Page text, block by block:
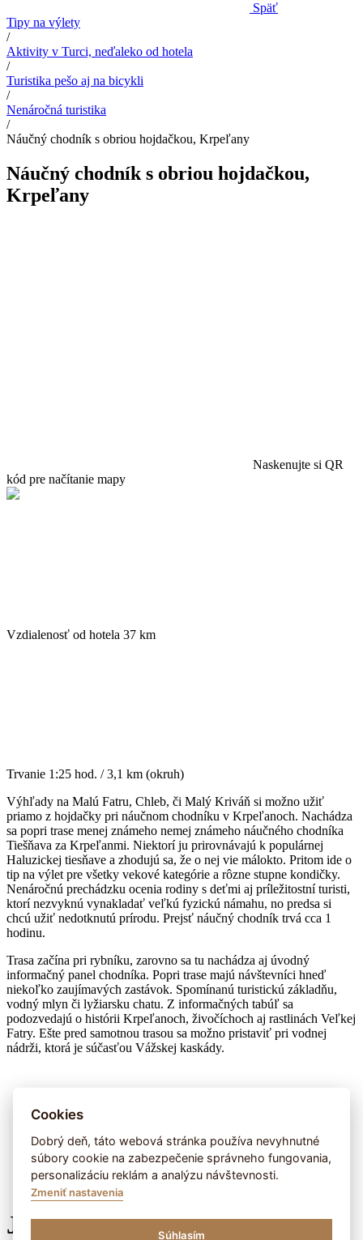
Späť
Tipy na výlety
/
Aktivity v Turci, neďaleko od hotela
/
Turistika pešo aj na bicykli
/
Nenáročná turistika
/
Náučný chodník s obriou hojdačkou, Krpeľany
Náučný chodník s obriou hojdačkou,
Krpeľany
Naskenujte si QR
kód pre načítanie mapy
Vzdialenosť od hotela 37 km
Trvanie 1:25 hod. / 3,1 km (okruh)
Výhľady na Malú Fatru, Chleb, či Malý Kriváň si možno užiť
priamo z hojdačky pri náučnom chodníku v Krpeľanoch. Nachádza
sa popri trase menej známeho nemej známeho náučného chodníka
Tiešňava za Krpeľanmi. Niektorí ju prirovnávajú k populárnej
Haluzickej tiesňave a zhodujú sa, že o nej vie málokto. Pritom ide o
tip na výlet pre všetky vekové kategórie a rôzne stupne kondičky.
Nenáročnú prechádzku ocenia rodiny s deťmi aj príležitostní turisti,
ktorí nezvyknú vynakladať veľkú fyzickú námahu, no predsa si
chcú užiť nedotknutú prírodu. Prejsť náučný chodník trvá cca 1
hodinu.
Trasa začína pri rybníku, zarovno sa tu nachádza aj úvodný
informačný panel chodníka. Popri trase majú návštevníci hneď
niekoľko zaujímavých zastávok. Spomínanú turistickú základňu,
vodný mlyn či lyžiarsku chatu. Z informačných tabúľ sa
podozvedajú o histórii Krpeľanoch, živočíchoch aj rastlinách Veľkej
Fatry. Ešte pred samotnou trasou sa možno pristaviť pri vodnej
nádrži, ktorá je súčasťou Vážskej kaskády.
Je tu niekto?
Cookies
Dobrý deň, táto webová stránka používa nevyhnutné
súbory cookie na zabezpečenie správneho fungovania,
personalizáciu reklám a analýzu návštevnosti.
Zmeniť nastavenia
Súhlasím